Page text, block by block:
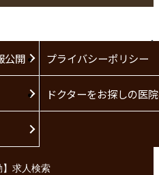
公開 プライバシーポリシー
ドクターをお探しの医
】求人検索